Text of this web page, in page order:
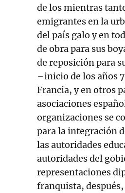
de los mientras
emigrantes en la
del país galo y en
de obra para sus
de reposición para
–inicio de los años
Francia, y en otros
asociaciones
organizaciones se
para la integración
las autoridades
autoridades del
representaciones
franquista,